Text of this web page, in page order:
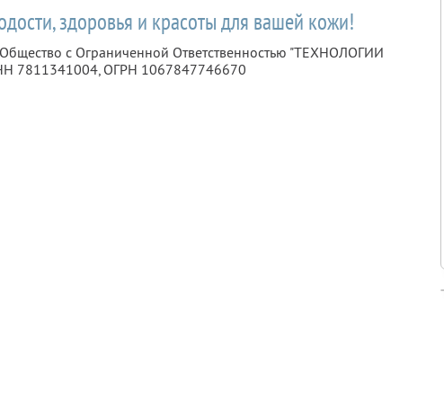
здоровья и красоты для вашей кожи!
Общество с Ограниченной Ответственностью "ТЕХНОЛОГИИ
7811341004, ОГРН 1067847746670